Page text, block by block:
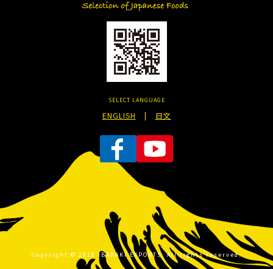
SELECT LANGUAGE
ENGLISH | 日文
Copyright © 2019 IBARAKI EXPORTS. All rights reserved.